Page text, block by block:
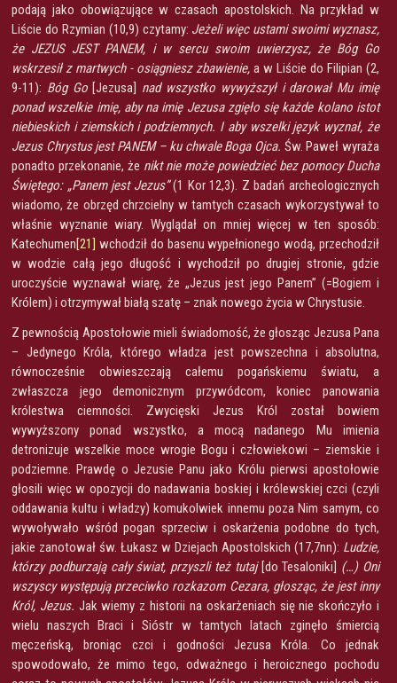
podają jako obowiązujące w czasach apostolskich. Na przykład w
Liście do Rzymian (10,9) czytamy: Jeżeli więc ustami swoimi wyznasz,
że JEZUS JEST PANEM, i w sercu swoim uwierzysz, że Bóg Go
wskrzesił z martwych - osiągniesz zbawienie, a w Liście do Filipian (2,
9-11): Bóg Go [Jezusa] nad wszystko wywyższył i darował Mu imię
ponad wszelkie imię, aby na imię Jezusa zgięło się każde kolano istot
niebieskich i ziemskich i podziemnych. I aby wszelki język wyznał, że
Jezus Chrystus jest PANEM – ku chwale Boga Ojca. Św. Paweł wyraża
ponadto przekonanie, że nikt nie może powiedzieć bez pomocy Ducha
Świętego: „Panem jest Jezus”(1 Kor 12,3). Z badań archeologicznych
wiadomo, że obrzęd chrzcielny w tamtych czasach wykorzystywał to
właśnie wyznanie wiary. Wyglądał on mniej więcej w ten sposób:
Katechumen[21] wchodził do basenu wypełnionego wodą, przechodził
w wodzie całą jego długość i wychodził po drugiej stronie, gdzie
uroczyście wyznawał wiarę, że „Jezus jest jego Panem” (=Bogiem i
Królem) i otrzymywał białą szatę – znak nowego życia w Chrystusie.
Z pewnością Apostołowie mieli świadomość, że głosząc Jezusa Pana
– Jedynego Króla, którego władza jest powszechna i absolutna,
równocześnie obwieszczają całemu pogańskiemu światu, a
zwłaszcza jego demonicznym przywódcom, koniec panowania
królestwa ciemności. Zwycięski Jezus Król został bowiem
wywyższony ponad wszystko, a mocą nadanego Mu imienia
detronizuje wszelkie moce wrogie Bogu i człowiekowi – ziemskie i
podziemne. Prawdę o Jezusie Panu jako Królu pierwsi apostołowie
głosili więc w opozycji do nadawania boskiej i królewskiej czci (czyli
oddawania kultu i władzy) komukolwiek innemu poza Nim samym, co
wywoływało wśród pogan sprzeciw i oskarżenia podobne do tych,
jakie zanotował św. Łukasz w Dziejach Apostolskich (17,7nn): Ludzie,
którzy podburzają cały świat, przyszli też tutaj [do Tesaloniki] (…) Oni
wszyscy występują przeciwko rozkazom Cezara, głosząc, że jest inny
Król, Jezus. Jak wiemy z historii na oskarżeniach się nie skończyło i
wielu naszych Braci i Sióstr w tamtych latach zginęło śmiercią
męczeńską, broniąc czci i godności Jezusa Króla. Co jednak
spowodowało, że mimo tego, odważnego i heroicznego pochodu